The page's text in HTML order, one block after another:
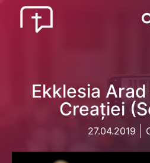
Ekklesia
Creației
27.04.2019